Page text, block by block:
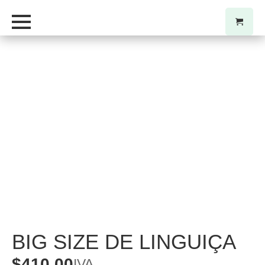
BIG SIZE DE LINGUIÇA